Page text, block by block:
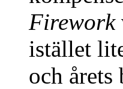
Firework
istället
och årets